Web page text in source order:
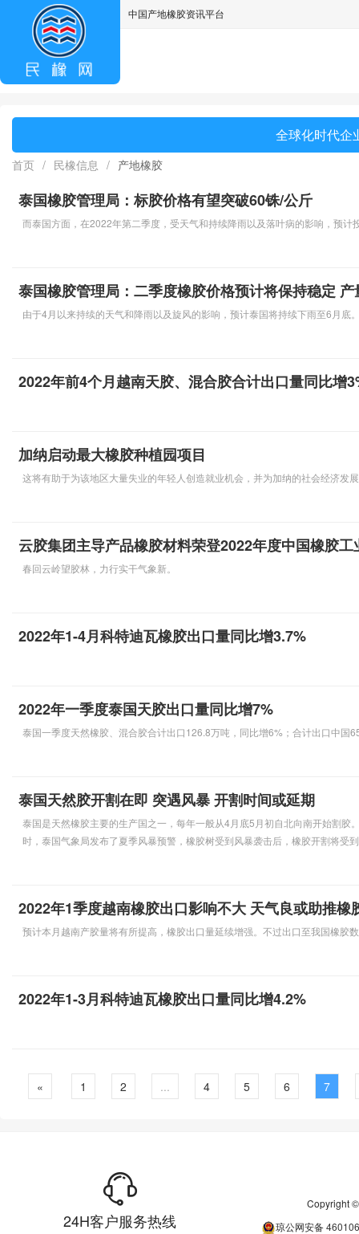
中国产地橡胶资讯平台
全球化时代企
首页 / 民橡信息 / 产地橡胶
泰国橡胶管理局：标胶价格有望突破60铢/公斤
而泰国方面，在2022年第二季度，受天气和持续降雨以及落叶病的影响，预
泰国橡胶管理局：二季度橡胶价格预计将保持稳定
由于4月以来持续的天气和降雨以及旋风的影响，预计泰国将持续下雨至6月底
2022年前4个月越南天胶、混合胶合计出口量同比增
加纳启动最大橡胶种植园项目
这将有助于为该地区大量失业的年轻人创造就业机会，并为加纳的社会经济发
云胶集团主导产品橡胶材料荣登2022年度中国橡胶
春回云岭望胶林，力行实干气象新。
2022年1-4月科特迪瓦橡胶出口量同比增3.7%
2022年一季度泰国天胶出口量同比增7%
泰国一季度天然橡胶、混合胶合计出口126.8万吨，同比增6%；合计出口中国
泰国天然胶开割在即 突遇风暴 开割时间或延期
泰国是天然橡胶主要的生产国之一，每年一般从4月底5月初自北向南开始割
时，泰国气象局发布了夏季风暴预警，橡胶树受到风暴袭击后，橡胶开割将受
2022年1季度越南橡胶出口影响不大 天气良或助推橡
预计本月越南产胶量将有所提高，橡胶出口量延续增强。不过出口至我国橡
2022年1-3月科特迪瓦橡胶出口量同比增4.2%
« 1 2 ... 4 5 6 7
24H客户服务热线
Copyright
琼公网安备